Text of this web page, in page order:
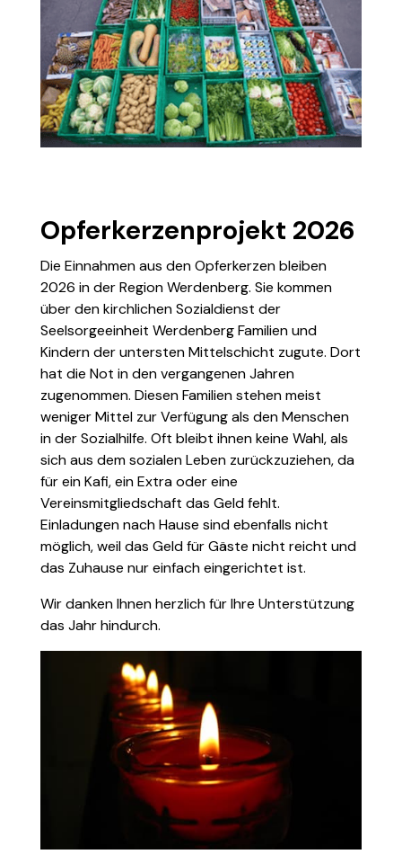
Opferkerzenprojekt 2026
Die Einnahmen aus den Opferkerzen bleiben
2026 in der Region Werdenberg. Sie kommen
über den kirchlichen Sozialdienst der
Seelsorgeeinheit Werdenberg Familien und
Kindern der untersten Mittelschicht zugute. Dort
hat die Not in den vergangenen Jahren
zugenommen. Diesen Familien stehen meist
weniger Mittel zur Verfügung als den Menschen
in der Sozialhilfe. Oft bleibt ihnen keine Wahl, als
sich aus dem sozialen Leben zurückzuziehen, da
für ein Kafi, ein Extra oder eine
Vereinsmitgliedschaft das Geld fehlt.
Einladungen nach Hause sind ebenfalls nicht
möglich, weil das Geld für Gäste nicht reicht und
das Zuhause nur einfach eingerichtet ist.
Wir danken Ihnen herzlich für Ihre Unterstützung
das Jahr hindurch.